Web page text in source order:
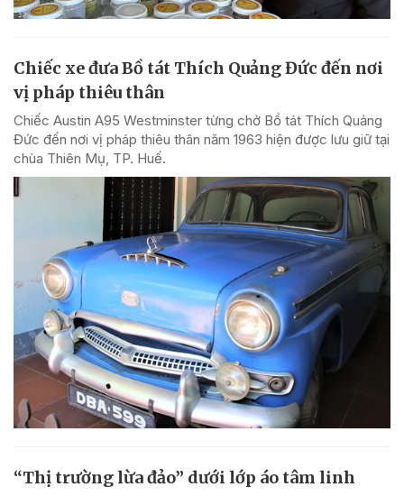
Chiếc xe đưa Bồ tát Thích Quảng Đức đến nơi
vị pháp thiêu thân
Chiếc Austin A95 Westminster từng chở Bồ tát Thích Quảng
Đức đến nơi vị pháp thiêu thân năm 1963 hiện được lưu giữ tại
chùa Thiên Mụ, TP. Huế.
“Thị trường lừa đảo” dưới lớp áo tâm linh